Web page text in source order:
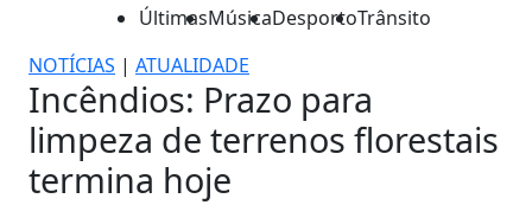
ÚltimasMúsicaDesportoTrânsito
NOTÍCIAS | ATUALIDADE
Incêndios: Prazo para
limpeza de terrenos florestais
termina hoje